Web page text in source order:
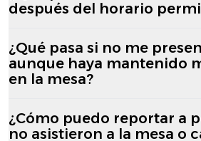
después del horario
¿Qué pasa si no me
aunque haya mantenido
en la mesa?
¿Cómo puedo reportar a
no asistieron a la mesa o